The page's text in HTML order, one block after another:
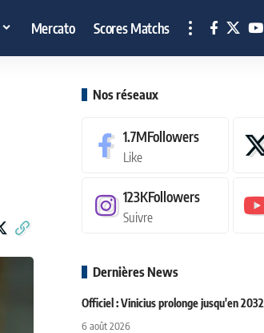
Mercato Scores Matchs
Nos réseaux
1.7MFollowers
Like
123KFollowers
Suivre
Dernières News
Officiel : Vinicius prolonge jusqu'en 2032
6 août 2026